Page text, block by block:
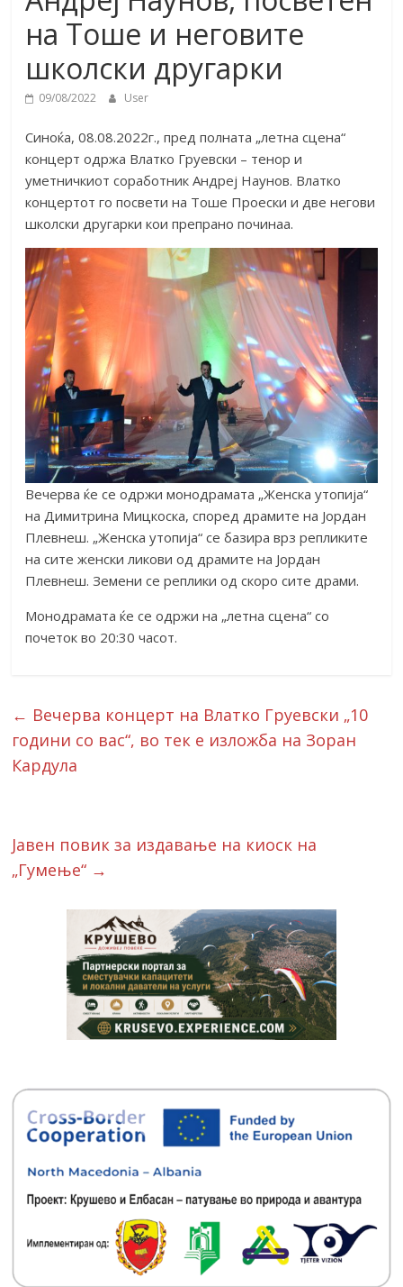
на Тоше и неговите
школски другарки
09/08/2022 User
Синоќа, 08.08.2022г., пред полната „летна сцена“
концерт одржа Влатко Груевски – тенор и
уметничкиот соработник Андреј Наунов. Влатко
концертот го посвети на Тоше Проески и две негови
школски другарки кои препрано починаа.
Вечерва ќе се одржи монодрамата „Женска утопија“
на Димитрина Мицкоска, според драмите на Јордан
Плевнеш. „Женска утопија“ се базира врз репликите
на сите женски ликови од драмите на Јордан
Плевнеш. Земeни се реплики од скоро сите драми.
Монодрамата ќе се одржи на „летна сцена“ со
почеток во 20:30 часот.
← Вечерва концерт на Влатко Груевски „10
години со вас“, во тек е изложба на Зоран
Кардула
Јавен повик за издавање на киоск на
„Гумење“ →